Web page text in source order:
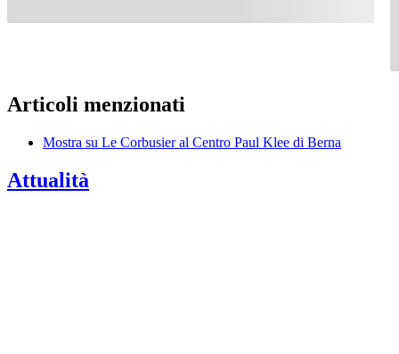
Articoli menzionati
Mostra su Le Corbusier al Centro Paul Klee di Berna
Attualità